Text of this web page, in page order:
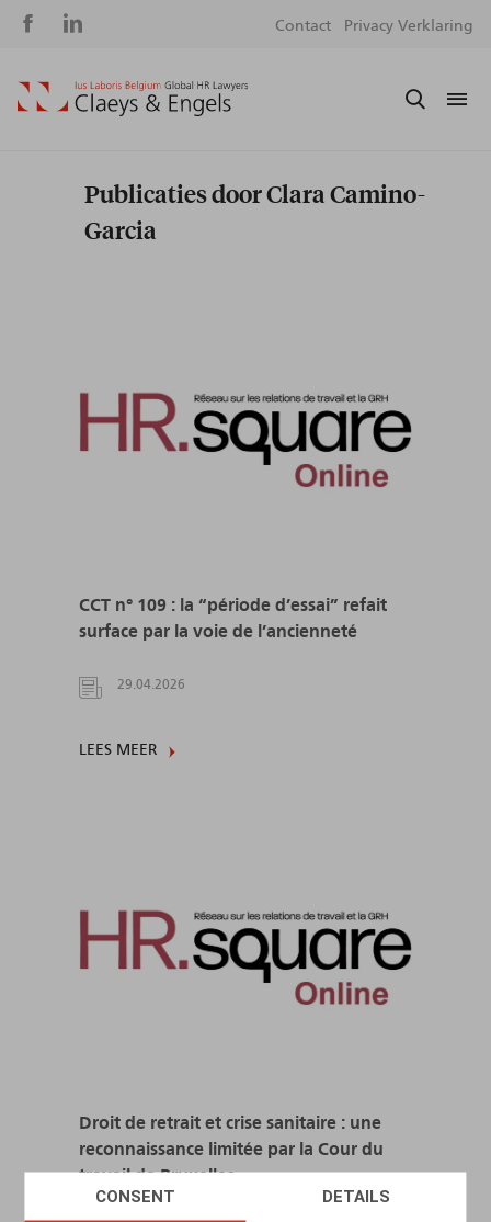
CONSENT DETAILS
Social
Contact Privacy Verklaring
Publicaties door Clara Camino-
Garcia
CCT n° 109 : la “période d’essai” refait
surface par la voie de l’ancienneté
29.04.2026
LEES MEER
Droit de retrait et crise sanitaire : une
reconnaissance limitée par la Cour du
travail de Bruxelles